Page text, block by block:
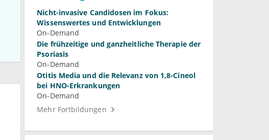
Nicht-invasive Candidosen im Fokus:
Wissenswertes und Entwicklungen
On-Demand
Die frühzeitige und ganzheitliche Therapie der
Psoriasis
On-Demand
Otitis Media und die Relevanz von 1,8-Cineol
bei HNO-Erkrankungen
On-Demand
Mehr Fortbildungen